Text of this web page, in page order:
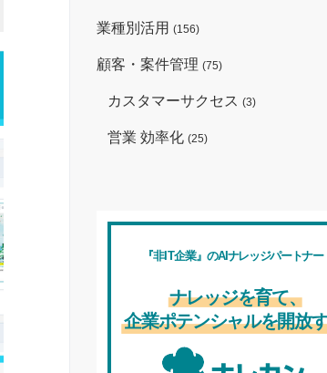
業種別活用 (156)
顧客・案件管理 (75)
カスタマーサクセス (3)
営業 効率化 (25)